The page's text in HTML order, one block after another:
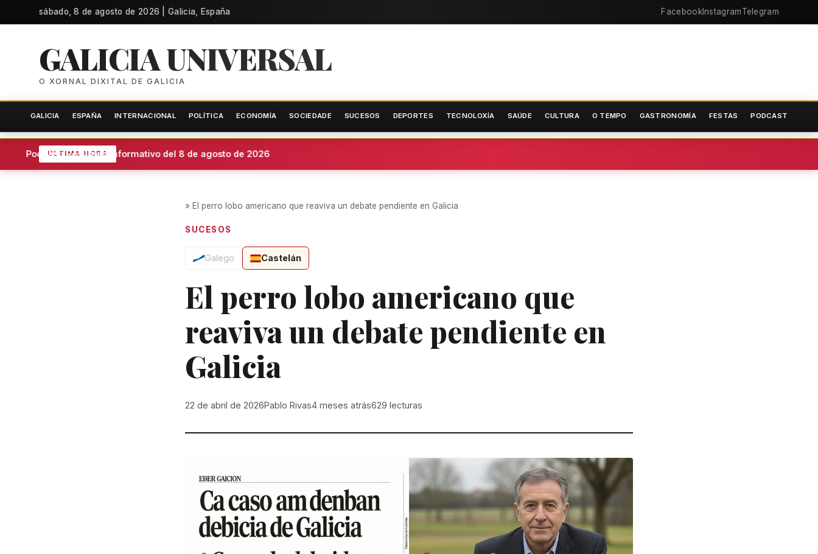
sábado, 8 de agosto de 2026 | Galicia, España FacebookInstagramTelegram
GALICIA UNIVERSAL
O XORNAL DIXITAL DE GALICIA
GALICIA ESPAÑA INTERNACIONAL POLÍTICA ECONOMÍA SOCIEDADE SUCESOS DEPORTES TECNOLOXÍA SAÚDE CULTURA O TEMPO GASTRONOMÍA FESTAS PODCAST
ÚLTIMA HORA
Podcast: Resumen informativo del 8 de agosto de 2026
» El perro lobo americano que reaviva un debate pendiente en Galicia
SUCESOS
Galego Castelán
El perro lobo americano que
reaviva un debate pendiente en
Galicia
22 de abril de 2026Pablo Rivas4 meses atrás629 lecturas